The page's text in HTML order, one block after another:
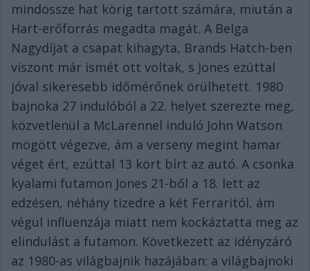
mindössze hat körig tartott számára, miután a
Hart-erőforrás megadta magát. A Belga
Nagydíjat a csapat kihagyta, Brands Hatch-ben
viszont már ismét ott voltak, s Jones ezúttal
jóval sikeresebb időmérőnek örülhetett. 1980
bajnoka 27 indulóból a 22. helyet szerezte meg,
közvetlenül a McLarennel induló John Watson
mögött végezve, ám a verseny megint hamar
véget ért, ezúttal 13 kört bírt az autó. A csonka
kyalami futamon Jones 21-ből a 18. lett az
edzésen, néhány tizedre a két Ferraritól, ám
végül influenzája miatt nem kockáztatta meg az
elindulást a futamon. Következett az idényzáró
az 1980-as világbajnik hazájában: a világbajnoki